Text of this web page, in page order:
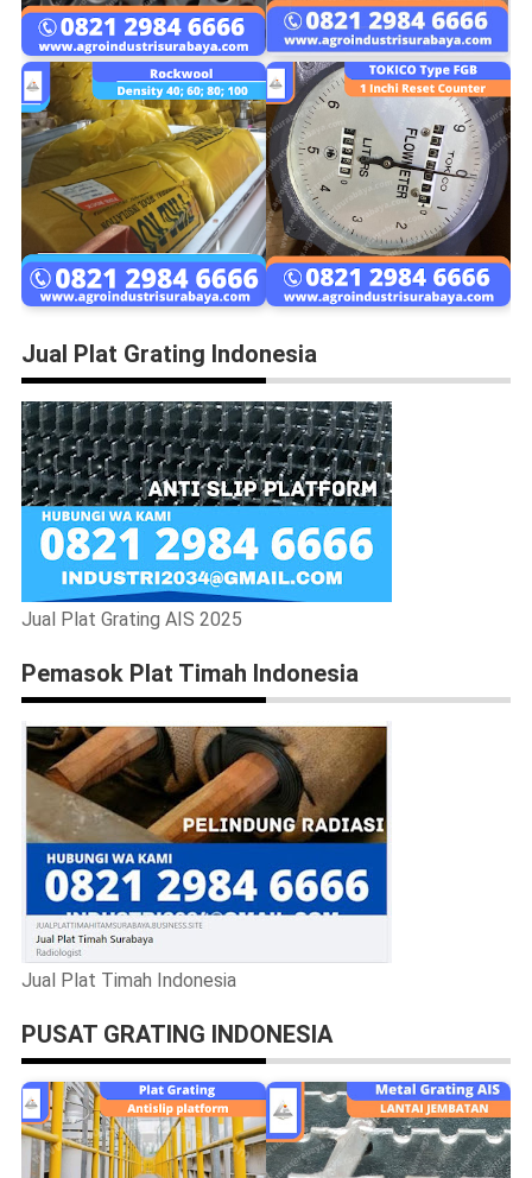
Jual Plat Grating Indonesia
Jual Plat Grating AIS 2025
Pemasok Plat Timah Indonesia
Jual Plat Timah Indonesia
PUSAT GRATING INDONESIA